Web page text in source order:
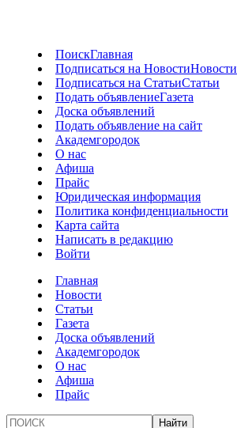
ПоискГлавная
Подписаться на НовостиНовости
Подписаться на СтатьиСтатьи
Подать объявлениеГазета
Доска объявлений
Подать объявление на сайт
Академгородок
О нас
Афиша
Прайс
Юридическая информация
Политика конфиденциальности
Карта сайта
Написать в редакцию
Войти
Главная
Новости
Статьи
Газета
Доска объявлений
Академгородок
О нас
Афиша
Прайс